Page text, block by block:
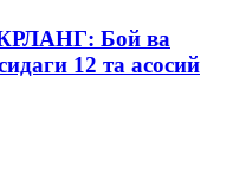
Бой ва
12 та асосий